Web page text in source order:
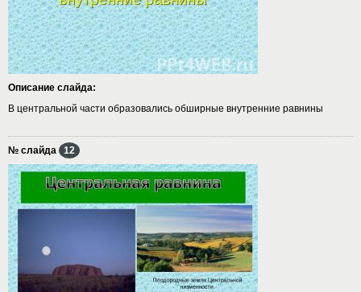
Описание слайда:
В центральной части образовались обширные внутренние равнины
№ слайда 12